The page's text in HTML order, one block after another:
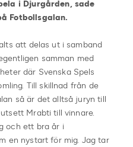
i Djurgården, sade
Fotbollsgalan.
att delas ut i samband
samman med
där Svenska Spels
Till skillnad från de
så är det alltså juryn till
Mrabti till vinnare.
och ett bra år i
en nystart för mig. Jag tar